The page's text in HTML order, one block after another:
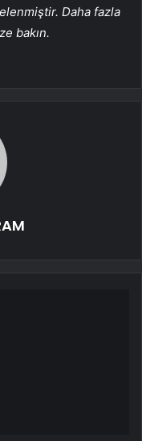
Daha fazla
bakın.